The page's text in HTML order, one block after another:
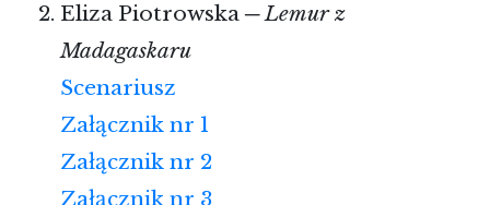
Eliza Piotrowska ─Lemur z
Madagaskaru
Scenariusz
Załącznik nr 1
Załącznik nr 2
Załącznik nr 3